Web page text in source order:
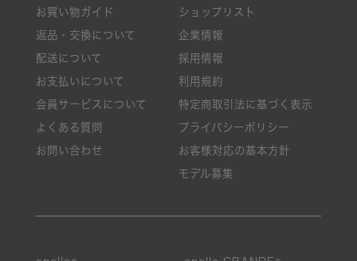
お買い物ガイド
返品・交換について
配送について
お支払いについて
会員サービスについて
よくある質問
お問い合わせ
ショップリスト
企業情報
採用情報
利用規約
特定商取引法に基づく表示
プライバシーポリシー
お客様対応の基本方針
モデル募集